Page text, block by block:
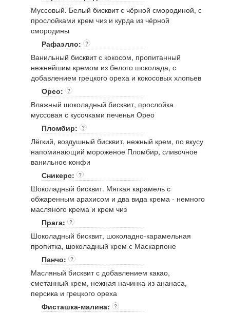
Муссовый. Белый бисквит с чёрной смородиной, с
прослойками крем чиз и курда из чёрной
смородины
Рафаэлло:
?
Ванильный бисквит с кокосом, пропитанный
нежнейшим кремом из белого шоколада, с
добавлением грецкого ореха и кокосовых хлопьев
Орео:
?
Влажный шоколадный бисквит, прослойка
муссовая с кусочками печенья Орео
Пломбир:
?
Лёгкий, воздушный бисквит, нежный крем, по вкусу
напоминающий мороженое Пломбир, сливочное
ванильное конфи
Сникерс:
?
Шоколадный бисквит. Мягкая карамель с
обжаренным арахисом и два вида крема - немного
масляного крема и крем чиз
Прага:
?
Шоколадный бисквит, шоколадно-карамельная
пропитка, шоколадный крем с Маскарпоне
Панчо:
?
Масляный бисквит с добавлением какао,
сметанный крем, нежная начинка из ананаса,
персика и грецкого ореха
Фисташка-малина:
?